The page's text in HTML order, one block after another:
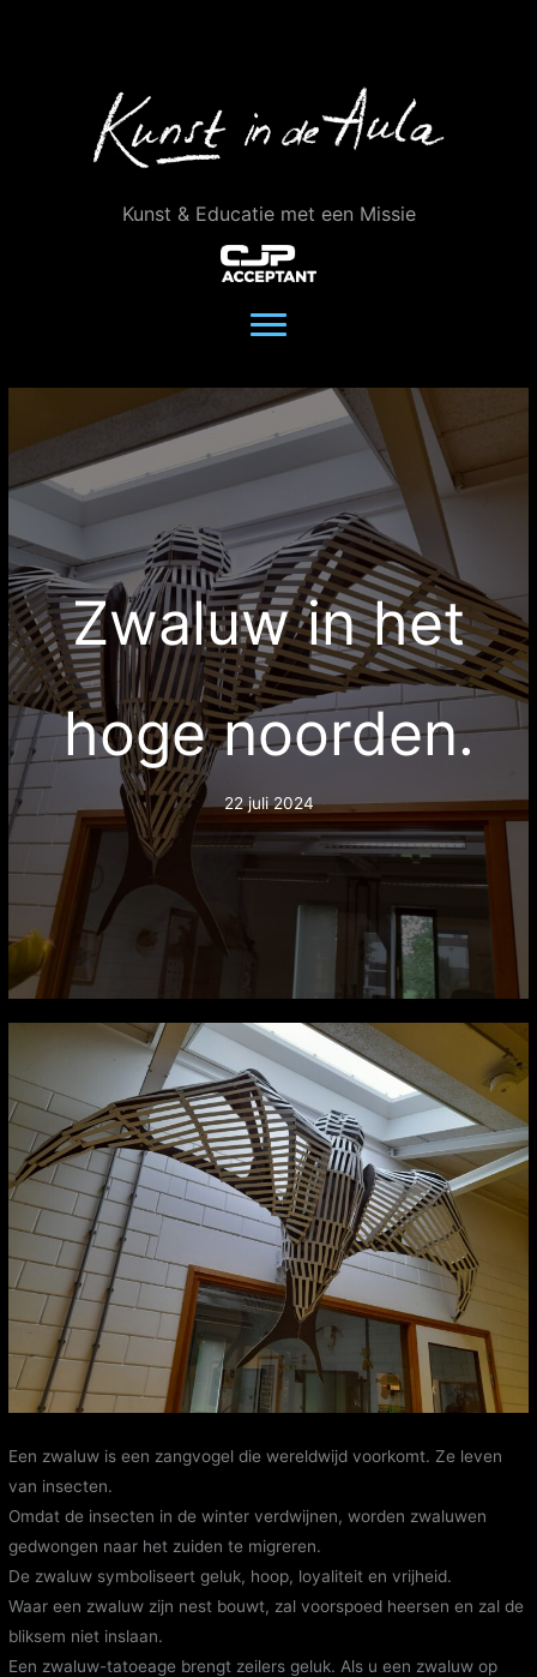
Kunst & Educatie met een Missie
Zwaluw in het
hoge noorden.
22 juli 2024
Een zwaluw is een zangvogel die wereldwijd voorkomt. Ze leven
van insecten.
Omdat de insecten in de winter verdwijnen, worden zwaluwen
gedwongen naar het zuiden te migreren.
De zwaluw symboliseert geluk, hoop, loyaliteit en vrijheid.
Waar een zwaluw zijn nest bouwt, zal voorspoed heersen en zal de
bliksem niet inslaan.
Een zwaluw-tatoeage brengt zeilers geluk. Als u een zwaluw op